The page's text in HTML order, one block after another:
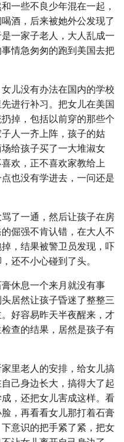
一些不良少年混在一起，
酒，后来被她外公发现了
一家子老人，大人乱成一
情急匆匆的跑到美国去把
儿没有办法在国内的学校
进行补习。把女儿在美国
掉，包括以前穿的那些个
人一齐上阵，孩子的姑
给孩子买了一大堆淑女
欢，正不喜欢家教给上
也没有学进去，一问还是
了一通，然后让孩子在房
倔强不肯认错，在大人不
，结果被警卫员发现，吓
还不小心碰到了头。
休息一个来月就没有事
居然让孩子昏迷了整整三
好容易昨天半夜醒来，才
查的结果，居然是孩子有
里老人的安排，给女儿搞
己身边长大，搞得大了起
，还把女儿害成这样。看
，再看看女儿那打着石膏
意识的把手紧了紧，把女